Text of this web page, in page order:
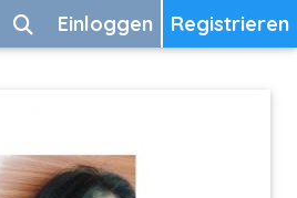
Registrieren
Einloggen